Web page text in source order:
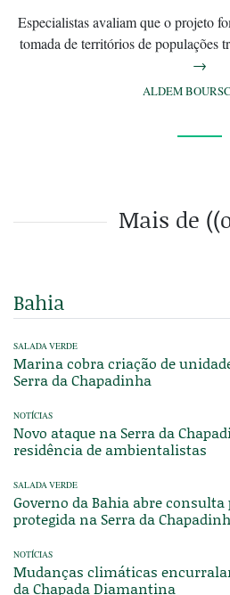
Especialistas avaliam que o projeto
tomada de territórios de populações
→
ALDEM
Mais de
Bahia
SALADA VERDE
Marina cobra criação de
Serra da Chapadinha
NOTÍCIAS
Novo ataque na Serra da
residência de ambientalistas
SALADA VERDE
Governo da Bahia abre
protegida na Serra da
NOTÍCIAS
Mudanças climáticas
da Chapada Diamantina